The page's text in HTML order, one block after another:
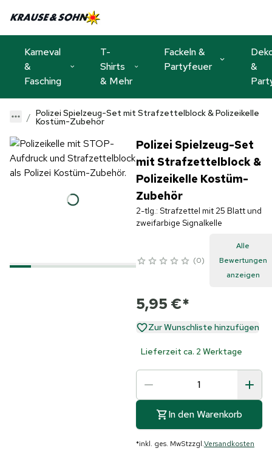
Karneval
&
Fasching
T-
Shirts
& Mehr
Fackeln &
Partyfeuer
&
Polizei Spielzeug-Set mit Strafzettelblock & Polizeikelle
Kostüm-Zubehör
Polizei Spielzeug-Set
mit Strafzettelblock &
Polizeikelle Kostüm-
Zubehör
2-tlg.: Strafzettel mit 25 Blatt und
zweifarbige Signalkelle
0
Alle
Bewertungen
anzeigen
5,95 €*
Zur Wunschliste hinzufügen
Lieferzeit ca. 2 Werktage
In den Warenkorb
*inkl. ges. MwStzzgl.Versandkosten